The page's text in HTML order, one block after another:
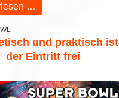
…
und praktisch ist
der Eintritt frei